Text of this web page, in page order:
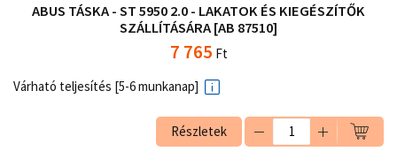
ABUS TÁSKA - ST 5950 2.0 - LAKATOK ÉS KIEGÉSZÍTŐK
SZÁLLÍTÁSÁRA [AB 87510]
7 765 Ft
Várható teljesítés [5-6 munkanap]
Részletek